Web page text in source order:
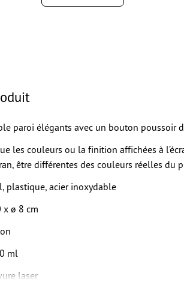
paroi élégants avec un bouton poussoir
les couleurs ou la finition affichées à
être différentes des couleurs réelles du
plastique, acier inoxydable
x ø 8 cm
ml
laser